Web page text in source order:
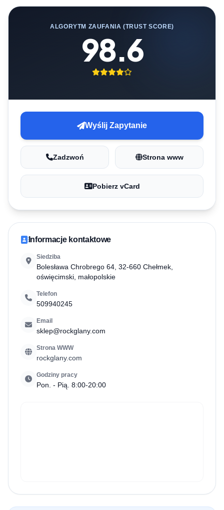
ALGORYTM ZAUFANIA (TRUST SCORE)
98.6
Wyślij Zapytanie
Zadzwoń Strona www
Pobierz vCard
Informacje kontaktowe
Siedziba
Bolesława Chrobrego 64, 32-660 Chełmek,
oświęcimski, małopolskie
Telefon
509940245
Email
sklep@rockglany.com
Strona WWW
rockglany.com
Godziny pracy
Pon. - Pią. 8:00-20:00